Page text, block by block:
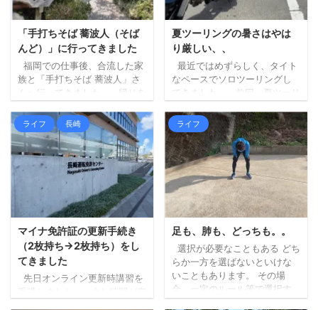
「手打ちそば 蕎波人（そば
んど）」に行ってきました
福岡での仕事後、合流した家
族と「手打ちそば 蕎波人」さ
んへ行ってきました。 帰りを
ばでも食べて帰ろうというこ
とになり、妻にお店を探して
もらいました（大抵妻に探し
てもらいます）。 蕎波人さん
は三瀬のお店ではないのです
が（福岡県早良区）、良さそ
うなお店の中から、到着予定
がちょうどよかったのも決め
手になりました。 詳しく調べ
ずにいったのですが、人気店
のようで、すでに受付を済ま
せて待機している人ばかりで
した。 ひとまず ...
夏ツーリングの暑さはやは
り厳しい、、
最近ではめずらしく、タイト
なペースでソロツーリングし
てきました。 前回、夏ツーリ
はず、という記事を書きまし
たが、最初に掲げた「ずら
す」が中途半端だったため
に、暑さはどうにもなりませ
んでした。。 ちょっと前にベ
ストタイプのジャケットを新
調したので、それも試してみ
ましたが、個人の感想としま
しては、「幾分マシではある
ものの暑いもんは暑い！」と
いう結果となりました。 エン
ジンの排熱と日差しで、暑さ
（熱さ）が上からも下からも
なので。 山間部は涼しく ...
ライフ 長崎
マイナ免許証の更新手続き
（2枚持ち→2枚持ち）をし
てきました
先日オンライン更新時講習を
ライフ
足も、肺も、どっちも。。
選択が必要なこともある どち
らか一方を選ばないといけな
いこともあります。 その場
合、一定のルール等で選択す